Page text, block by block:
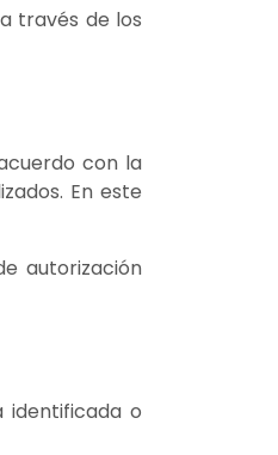
a través de los
con la
En este
autorización
identificada o